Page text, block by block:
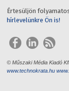
Értesüljön
hírlevelünkre Ön is!
© Műszaki Média Kiadó
www.technokrata.hu